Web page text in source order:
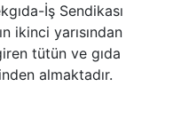
İş Sendikası
ikinci yarısından
tütün ve gıda
almaktadır.